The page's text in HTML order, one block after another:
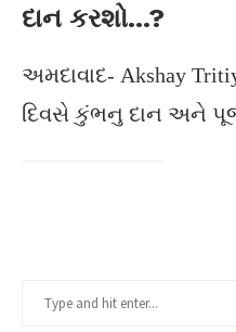
દાન કરશો…?
અમદાવાદ- Akshay
દિવસે કુંભનુ દાન અને